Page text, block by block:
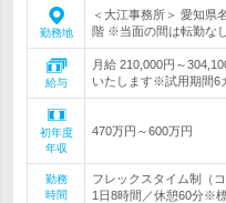
勤務地
＜大江事務所＞ 愛知県
階 ※当面の間は転勤な
給与
月給 210,000円～
いたします※試用期間6
初年度
年収
470万円～600万円
勤務
時間
フレックスタイム制（
1日8時間／休憩60分※